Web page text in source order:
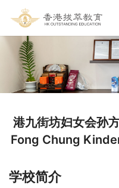
港九街坊妇女会孙
Fong Chung
学校简介